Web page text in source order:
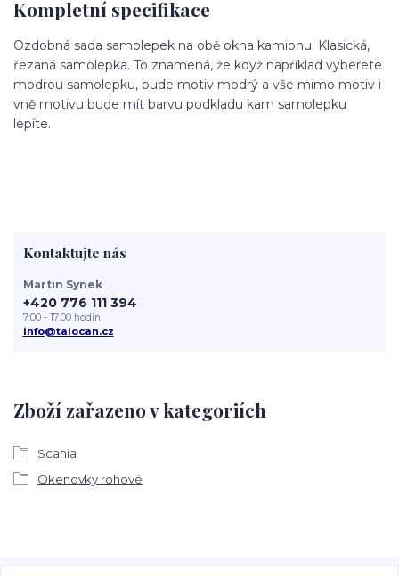
Kompletní specifikace
Ozdobná sada samolepek na obě okna kamionu. Klasická,
řezaná samolepka. To znamená, že když například vyberete
modrou samolepku, bude motiv modrý a vše mimo motiv i
vně motivu bude mít barvu podkladu kam samolepku
lepíte.
Zboží zařazeno v kategoriích
Scania
Okenovky rohové
Kontaktujte nás
Martin Synek
+420 776 111 394
7:00 - 17:00 hodin
info@talocan.cz